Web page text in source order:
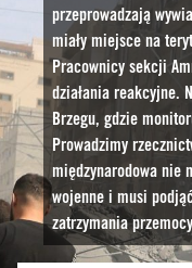
przeprowadzają
miały miejsce na
Pracownicy sekcji
działania reakcyjne.
Brzegu, gdzie
Prowadzimy
międzynarodowa nie
wojenne i musi
zatrzymania